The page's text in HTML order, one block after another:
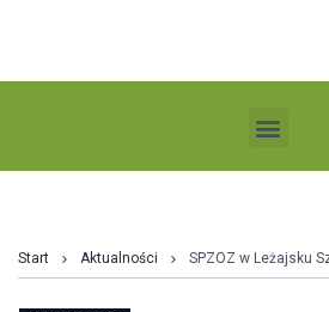
Start Aktualności SPZOZ w Leżajsku